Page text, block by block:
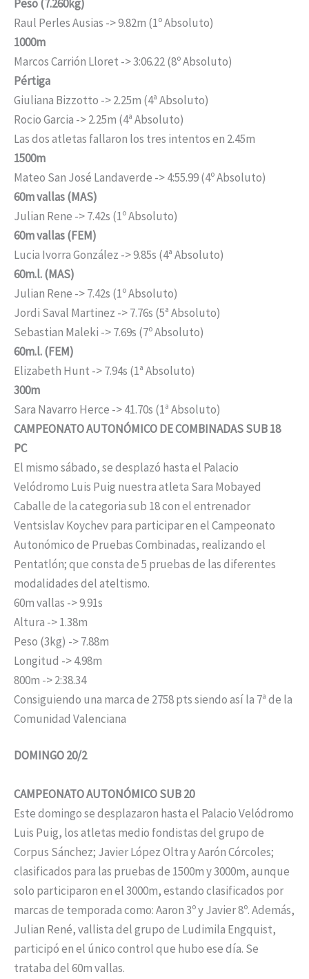
Peso (7.260kg)
Raul Perles Ausias -> 9.82m (1º Absoluto)
1000m
Marcos Carrión Lloret -> 3:06.22 (8º Absoluto)
Pértiga
Giuliana Bizzotto -> 2.25m (4ª Absoluto)
Rocio Garcia -> 2.25m (4ª Absoluto)
Las dos atletas fallaron los tres intentos en 2.45m
1500m
Mateo San José Landaverde -> 4:55.99 (4º Absoluto)
60m vallas (MAS)
Julian Rene -> 7.42s (1º Absoluto)
60m vallas (FEM)
Lucia Ivorra González -> 9.85s (4ª Absoluto)
60m.l. (MAS)
Julian Rene -> 7.42s (1º Absoluto)
Jordi Saval Martinez -> 7.76s (5ª Absoluto)
Sebastian Maleki -> 7.69s (7º Absoluto)
60m.l. (FEM)
Elizabeth Hunt -> 7.94s (1ª Absoluto)
300m
Sara Navarro Herce -> 41.70s (1ª Absoluto)
CAMPEONATO AUTONÓMICO DE COMBINADAS SUB 18
PC
El mismo sábado, se desplazó hasta el Palacio
Velódromo Luis Puig nuestra atleta Sara Mobayed
Caballe de la categoria sub 18 con el entrenador
Ventsislav Koychev para participar en el Campeonato
Autonómico de Pruebas Combinadas, realizando el
Pentatlón; que consta de 5 pruebas de las diferentes
modalidades del ateltismo.
60m vallas -> 9.91s
Altura -> 1.38m
Peso (3kg) -> 7.88m
Longitud -> 4.98m
800m -> 2:38.34
Consiguiendo una marca de 2758 pts siendo así la 7ª de la
Comunidad Valenciana
DOMINGO 20/2
CAMPEONATO AUTONÓMICO SUB 20
Este domingo se desplazaron hasta el Palacio Velódromo
Luis Puig, los atletas medio fondistas del grupo de
Corpus Sánchez; Javier López Oltra y Aarón Córcoles;
clasificados para las pruebas de 1500m y 3000m, aunque
solo participaron en el 3000m, estando clasificados por
marcas de temporada como: Aaron 3º y Javier 8º. Además,
Julian René, vallista del grupo de Ludimila Engquist,
participó en el único control que hubo ese día. Se
trataba del 60m vallas.